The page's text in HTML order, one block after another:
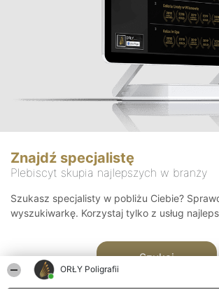
ORŁY Poligrafii
Znajdź specjalistę
Plebiscyt skupia najlepszych w branży
Szukasz specjalisty w pobliżu Ciebie?
wyszukiwarkę. Korzystaj tylko z usług
Szukaj